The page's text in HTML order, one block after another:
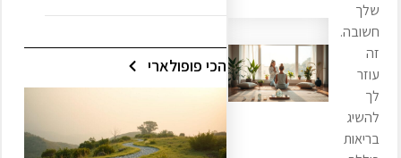
שלך
חשובה.
זה
עוזר
לך
להשיג
בריאות
הכי פופולארי